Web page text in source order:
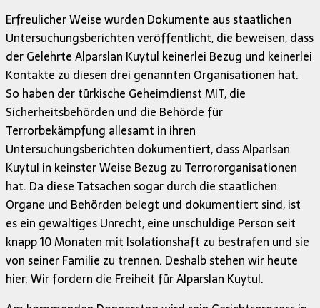
Erfreulicher Weise wurden Dokumente aus staatlichen
Untersuchungsberichten veröffentlicht, die beweisen, dass
der Gelehrte Alparslan Kuytul keinerlei Bezug und keinerlei
Kontakte zu diesen drei genannten Organisationen hat.
So haben der türkische Geheimdienst MIT, die
Sicherheitsbehörden und die Behörde für
Terrorbekämpfung allesamt in ihren
Untersuchungsberichten dokumentiert, dass Alparlsan
Kuytul in keinster Weise Bezug zu Terrororganisationen
hat. Da diese Tatsachen sogar durch die staatlichen
Organe und Behörden belegt und dokumentiert sind, ist
es ein gewaltiges Unrecht, eine unschuldige Person seit
knapp 10 Monaten mit Isolationshaft zu bestrafen und sie
von seiner Familie zu trennen. Deshalb stehen wir heute
hier. Wir fordern die Freiheit für Alparslan Kuytul.